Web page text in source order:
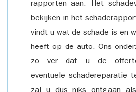
rapporten aan. Het
bekijken in het
vindt u wat de schade is en
heeft op de auto. Ons
zo ver dat u de
eventuele schadereparatie